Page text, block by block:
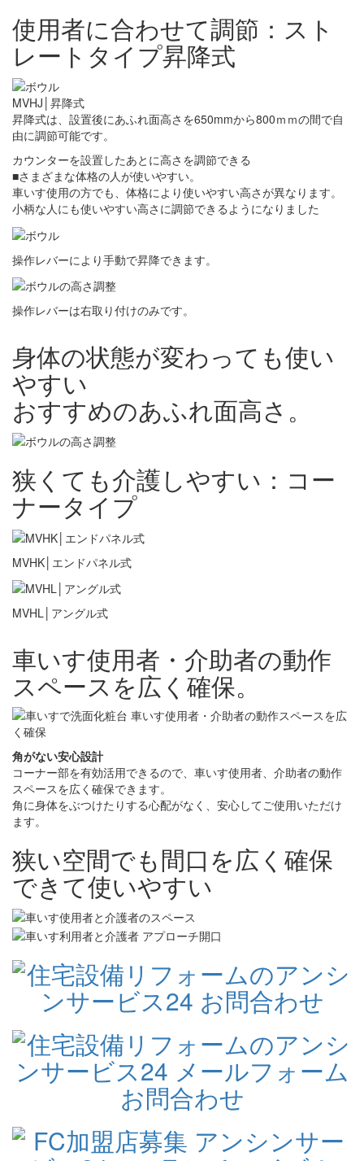
使用者に合わせて調節：スト
レートタイプ昇降式
MVHJ│昇降式
昇降式は、設置後にあふれ面高さを650mmから800ｍｍの間で自
由に調節可能です。
カウンターを設置したあとに高さを調節できる
■さまざまな体格の人が使いやすい。
車いす使用の方でも、体格により使いやすい高さが異なります。
小柄な人にも使いやすい高さに調節できるようになりました
操作レバーにより手動で昇降できます。
操作レバーは右取り付けのみです。
身体の状態が変わっても使い
やすい
おすすめのあふれ面高さ。
狭くても介護しやすい：コー
ナータイプ
MVHK│エンドパネル式
MVHL│アングル式
車いす使用者・介助者の動作
スペースを広く確保。
角がない安心設計
コーナー部を有効活用できるので、車いす使用者、介助者の動作
スペースを広く確保できます。
角に身体をぶつけたりする心配がなく、安心してご使用いただけ
ます。
狭い空間でも間口を広く確保
できて使いやすい